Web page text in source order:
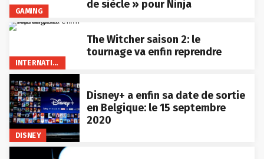
GAMING
de siècle » pour Ninja
INTERNATIONAL
The Witcher saison 2: le
tournage va enfin reprendre
DISNEY
Disney+ a enfin sa date de sortie
en Belgique: le 15 septembre
2020